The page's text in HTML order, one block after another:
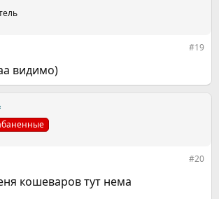
#19
видимо)
#20
кошеваров тут нема